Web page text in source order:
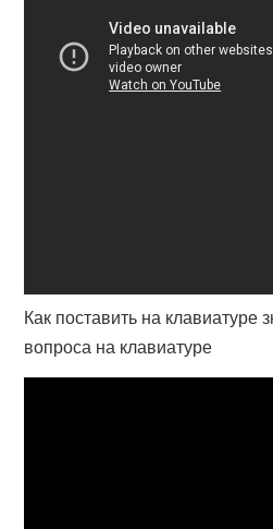
Как поставить на клавиатуре
вопроса на клавиатуре